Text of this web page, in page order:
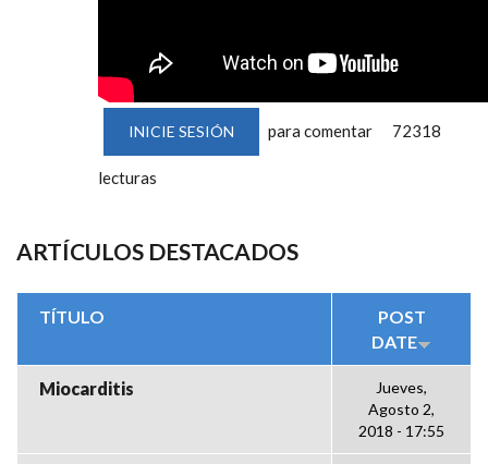
INICIE SESIÓN para comentar 72318
lecturas
ARTÍCULOS DESTACADOS
TÍTULO
POST
DATE
Miocarditis
Jueves,
Agosto 2,
2018 - 17:55